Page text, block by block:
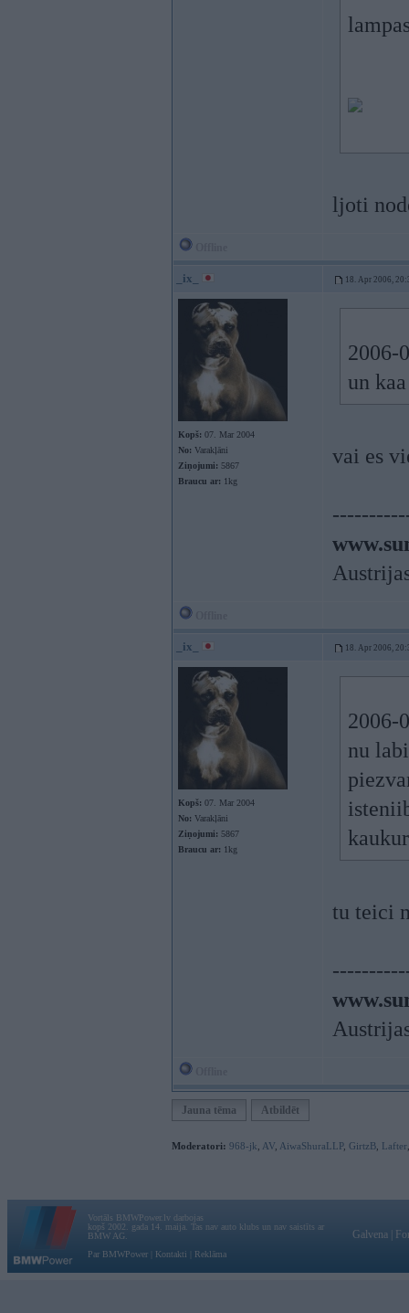
ljoti
_ix_ 18. Apr 2006,
Kopš: 07. Mar 2004
No: Varakļāni
Ziņojumi: 5867
Braucu ar: 1kg
2006-
un
vai es
_ix_ 18. Apr 2006,
Kopš: 07. Mar 2004
No: Varakļāni
Ziņojumi: 5867
Braucu ar: 1kg
2006-
nu
tu teici
Jauna tēma Atbildēt
Moderatori: 968-jk AV AiwaShuraLLP, GirtzB Lafter
Vortāls BMWPower.lv darbojas
kopš 2002. gada 14. maija. Tas nav auto klubs un nav saistīts ar
BMW AG.
Par BMWPower
Kontakti Reklāma
Galvena